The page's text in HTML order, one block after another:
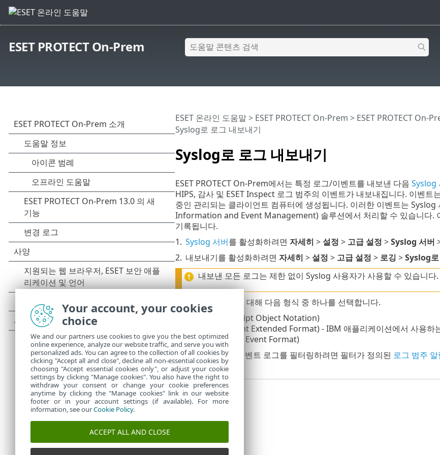
ESET PROTECT On-Prem
Syslog로 로그 내보내기
ESET 온라인 도움말> ESET PROTECT On-Prem > ESET PROTECT On-
Syslog로 로그 내보내기
ESET PROTECT On-Prem에서는 특정 로그/이벤트를 내보낸 다음 Syslog
HIPS, 감사 및 ESET Inspect 로그 범주의 이벤트가 내보내집니다. 이벤
중인 관리되는 클라이언트 컴퓨터에 생성됩니다. 이러한 이벤트는
Information and Event Management) 솔루션에서 처리할 수 있습니다.
기록됩니다.
1. Syslog 서버를 활성화하려면 자세히 >설정 > 고급 설정 >Syslog 서버
2. 내보내기를 활성화하려면 자세히 >설정 > 고급 설정 > 로깅 >Syslog
내보낸 모든 로그는 제한 없이 Syslog 사용자가 사용할 수 있습니
이벤트 메시지에 대해 다음 형식 중 하나를 선택합니다.
(JavaScript Object Notation)
(Log Event Extended Format) - IBM 애플리케이션에서 사용하
• CEF(Common Event Format)
Syslog로 전송된 이벤트 로그를 필터링하려면 필터가 정의된 로그 범주
Your account, your cookies
choice
We and our partners use cookies to give you the best optimized
online experience, analyze our website traffic, and serve you with
personalized ads. You can agree to the collection of all cookies by
clicking "Accept all and close", decline all non-essential cookies by
choosing "Accept essential cookies only", or adjust your cookie
settings by clicking "Manage cookies". You also have the right to
withdraw your consent or change your cookie preferences
anytime by clicking the "Manage cookies" link in our website
footer or in your account settings (if available). For more
information, see ourCookie Policy.
ACCEPT ALL AND CLOSE